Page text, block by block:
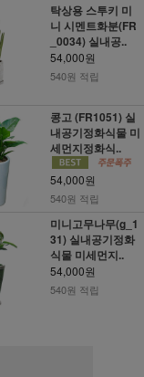
탁상용 스투키 미
니 시멘트화분(FR
_0034) 실내공..
54,000원
540원 적립
콩고 (FR1051) 실
내공기정화식물 미
세먼지정화식..
54,000원
540원 적립
미니고무나무(g_1
31) 실내공기정화
식물 미세먼지..
54,000원
540원 적립